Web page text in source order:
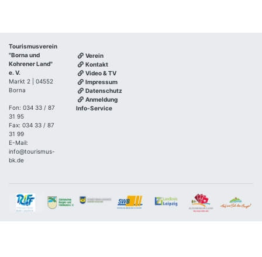
Tourismusverein
"Borna und
Kohrener Land"
e. V.
Markt 2 | 04552
Borna
Fon: 034 33 / 87
31 95
Fax: 034 33 / 87
31 99
E-Mail:
info@tourismus-
bk.de
Verein
Kontakt
Video & TV
Impressum
Datenschutz
Anmeldung
Info-Service